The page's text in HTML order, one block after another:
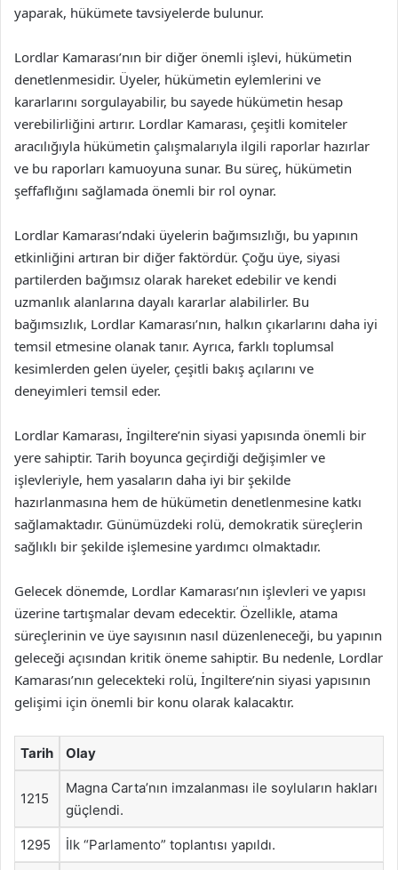
yaparak, hükümete tavsiyelerde bulunur.
Lordlar Kamarası’nın bir diğer önemli işlevi, hükümetin
denetlenmesidir. Üyeler, hükümetin eylemlerini ve
kararlarını sorgulayabilir, bu sayede hükümetin hesap
verebilirliğini artırır. Lordlar Kamarası, çeşitli komiteler
aracılığıyla hükümetin çalışmalarıyla ilgili raporlar hazırlar
ve bu raporları kamuoyuna sunar. Bu süreç, hükümetin
şeffaflığını sağlamada önemli bir rol oynar.
Lordlar Kamarası’ndaki üyelerin bağımsızlığı, bu yapının
etkinliğini artıran bir diğer faktördür. Çoğu üye, siyasi
partilerden bağımsız olarak hareket edebilir ve kendi
uzmanlık alanlarına dayalı kararlar alabilirler. Bu
bağımsızlık, Lordlar Kamarası’nın, halkın çıkarlarını daha iyi
temsil etmesine olanak tanır. Ayrıca, farklı toplumsal
kesimlerden gelen üyeler, çeşitli bakış açılarını ve
deneyimleri temsil eder.
Lordlar Kamarası, İngiltere’nin siyasi yapısında önemli bir
yere sahiptir. Tarih boyunca geçirdiği değişimler ve
işlevleriyle, hem yasaların daha iyi bir şekilde
hazırlanmasına hem de hükümetin denetlenmesine katkı
sağlamaktadır. Günümüzdeki rolü, demokratik süreçlerin
sağlıklı bir şekilde işlemesine yardımcı olmaktadır.
Gelecek dönemde, Lordlar Kamarası’nın işlevleri ve yapısı
üzerine tartışmalar devam edecektir. Özellikle, atama
süreçlerinin ve üye sayısının nasıl düzenleneceği, bu yapının
geleceği açısından kritik öneme sahiptir. Bu nedenle, Lordlar
Kamarası’nın gelecekteki rolü, İngiltere’nin siyasi yapısının
gelişimi için önemli bir konu olarak kalacaktır.
Tarih Olay
1215
Magna Carta’nın imzalanması ile soyluların hakları
güçlendi.
1295 İlk “Parlamento” toplantısı yapıldı.